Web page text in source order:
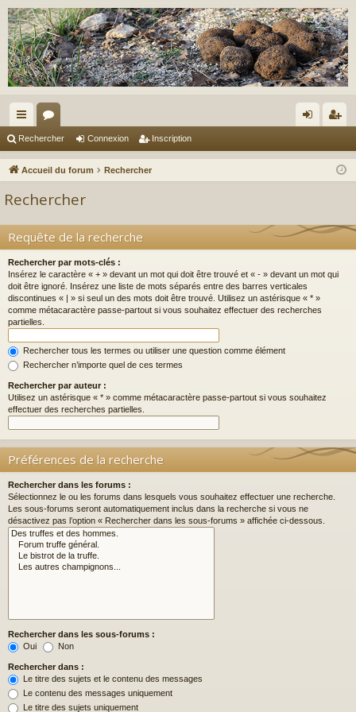
ac
co
s
or
u ne cri
Rechercher Connexion Inscription
Accueil du forum Rechercher
Rechercher
Requête de la recherche
Rechercher par mots-clés :
Insérez le caractère « + » devant un mot qui doit être trouvé et « - » devant un mot qui
doit être ignoré. Insérez une liste de mots séparés entre des barres verticales
discontinues « | » si seul un des mots doit être trouvé. Utilisez un astérisque « * »
comme métacaractère passe-partout si vous souhaitez effectuer des recherches
partielles.
Rechercher tous les termes ou utiliser une question comme élément
Rechercher n’importe quel de ces termes
Rechercher par auteur :
Utilisez un astérisque « * » comme métacaractère passe-partout si vous souhaitez
effectuer des recherches partielles.
Préférences de la recherche
Rechercher dans les forums :
Sélectionnez le ou les forums dans lesquels vous souhaitez effectuer une recherche.
Les sous-forums seront automatiquement inclus dans la recherche si vous ne
désactivez pas l’option « Rechercher dans les sous-forums » affichée ci-dessous.
Rechercher dans les sous-forums :
Oui
Non
Rechercher dans :
Le titre des sujets et le contenu des messages
Le contenu des messages uniquement
Le titre des sujets uniquement